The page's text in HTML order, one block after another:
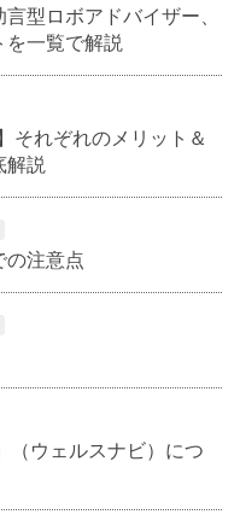
型ロボアドバイザー、
を一覧で解説
それぞれのメリット＆
解説
の注意点
（ウェルスナビ）につ